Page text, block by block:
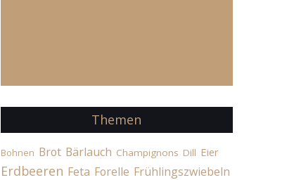
Themen
Bohnen Brot Bärlauch Champignons Dill Eier
Erdbeeren Feta Forelle Frühlingszwiebeln